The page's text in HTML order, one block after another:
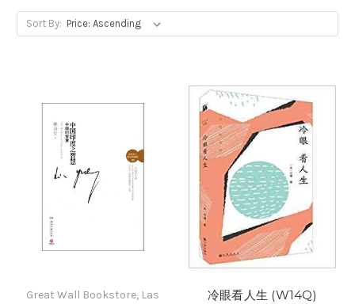
Sort By:
Great Wall Bookstore, Las
冷眼看人生 (W14Q)